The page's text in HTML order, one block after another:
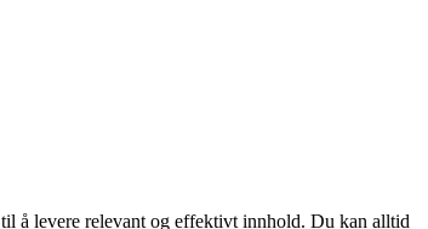
å levere relevant og effektivt innhold. Du kan alltid